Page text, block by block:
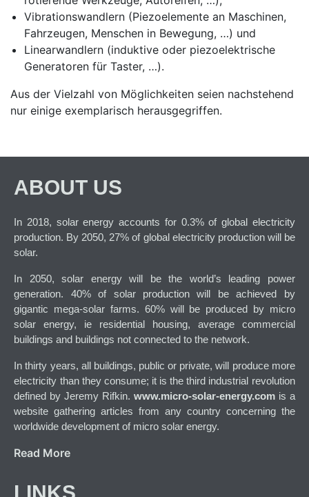
Vibrationswandlern (Piezoelemente an Maschinen,
Fahrzeugen, Menschen in Bewegung, …) und
Linearwandlern (induktive oder piezoelektrische
Generatoren für Taster, …).
Aus der Vielzahl von Möglichkeiten seien nachstehend
nur einige exemplarisch herausgegriffen.
ABOUT US
In 2018, solar energy accounts for 0.3% of global electricity
production. By 2050, 27% of global electricity production will be
solar.
In 2050, solar energy will be the world’s leading power
generation. 40% of solar production will be achieved by
gigantic mega-solar farms. 60% will be produced by micro
solar energy, ie residential housing, average commercial
buildings and buildings not connected to the network.
In thirty years, all buildings, public or private, will produce more
electricity than they consume; it is the third industrial revolution
defined by Jeremy Rifkin. www.micro-solar-energy.comis a
website gathering articles from any country concerning the
worldwide development of micro solar energy.
Read More